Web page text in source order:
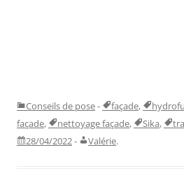
Conseils de pose- façade,
façade, nettoyage façade, Sika,
28/04/2022- Valérie.